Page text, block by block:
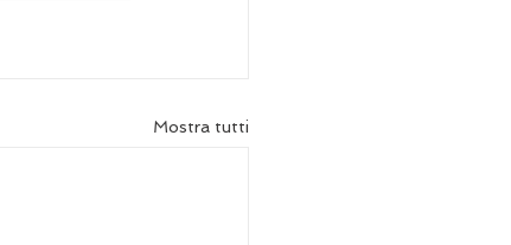
Mostra tutti